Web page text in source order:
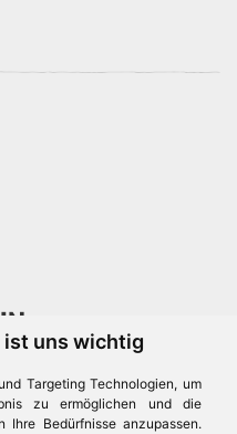
ist uns wichtig
Targeting Technologien, um
zu ermöglichen und die
Ihre Bedürfnisse anzupassen.